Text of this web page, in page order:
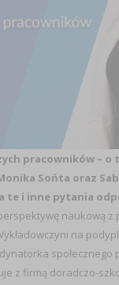
pracowników – o
Sońta oraz
te i inne pytania
naukową z
na
z firmą doradczo-